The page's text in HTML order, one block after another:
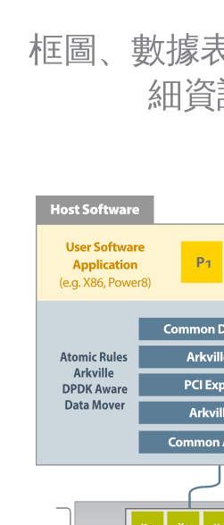
框圖、數據
細